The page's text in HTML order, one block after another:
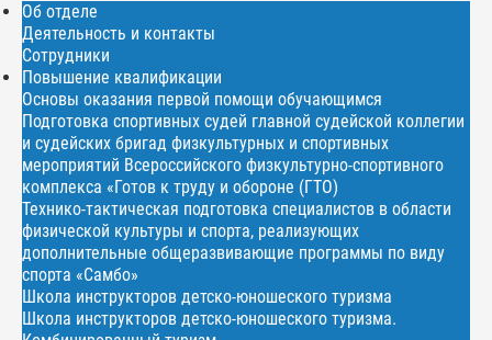
Об отделе
Деятельность и контакты
Сотрудники
Повышение квалификации
Основы оказания первой помощи обучающимся
Подготовка спортивных судей главной судейской коллегии
и судейских бригад физкультурных и спортивных
мероприятий Всероссийского физкультурно-спортивного
комплекса «Готов к труду и обороне (ГТО)
Технико-тактическая подготовка специалистов в области
физической культуры и спорта, реализующих
дополнительные общеразвивающие программы по виду
спорта «Самбо»
Школа инструкторов детско-юношеского туризма
Школа инструкторов детско-юношеского туризма.